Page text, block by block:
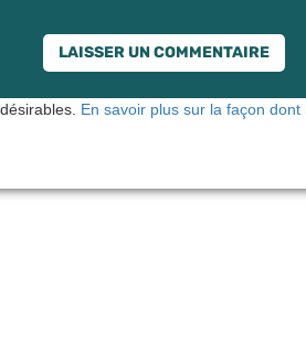
En savoir plus sur la façon